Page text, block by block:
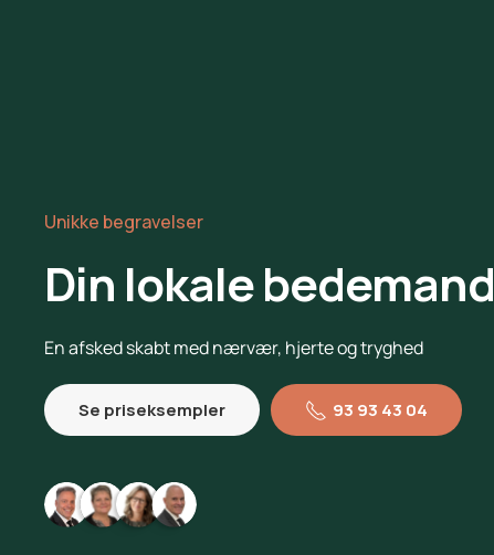
Unikke begravelser
Din lokale bedemand
En afsked skabt med nærvær, hjerte og tryghed
Se priseksempler 93 93 43 04